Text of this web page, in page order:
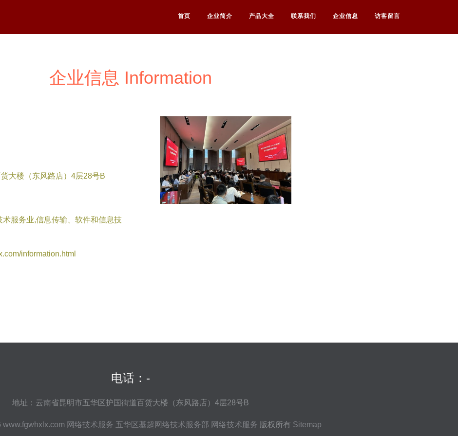
首页 企业简介 产品大全 联系我们 企业信息 访客留言
企业信息 Information
大楼（东风路店）4层28号B
服务业,信息传输、软件和信息技
information.html
电话：-
地址：云南省昆明市五华区护国街道百货大楼（东风路店）4层28号B
www.fgwhxlx.com 网络技术服务 五华区基超网络技术服务部 网络技术服务 版权所有 Sitemap